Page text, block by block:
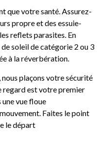
que votre santé. Assurez-
propre et des essuie-
reflets parasites. En
soleil de catégorie 2 ou 3
à la réverbération.
plaçons votre sécurité
regard est votre premier
vue floue
Faites le point
le départ